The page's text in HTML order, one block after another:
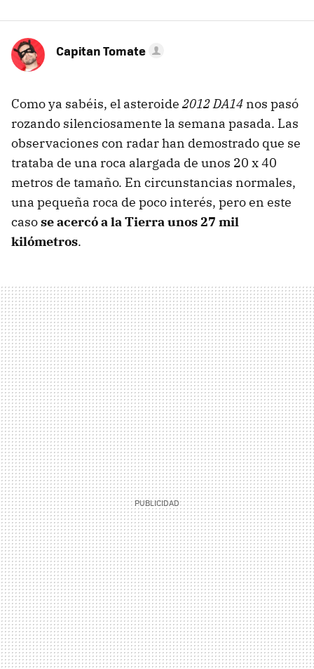
Capitan Tomate
Como ya sabéis, el asteroide2012 DA14 nos pasó
rozando silenciosamente la semana pasada. Las
observaciones con radar han demostrado que se
trataba de una roca alargada de unos 20 x 40
metros de tamaño. En circunstancias normales,
una pequeña roca de poco interés, pero en este
casose acercó a la Tierra unos 27 mil
kilómetros.